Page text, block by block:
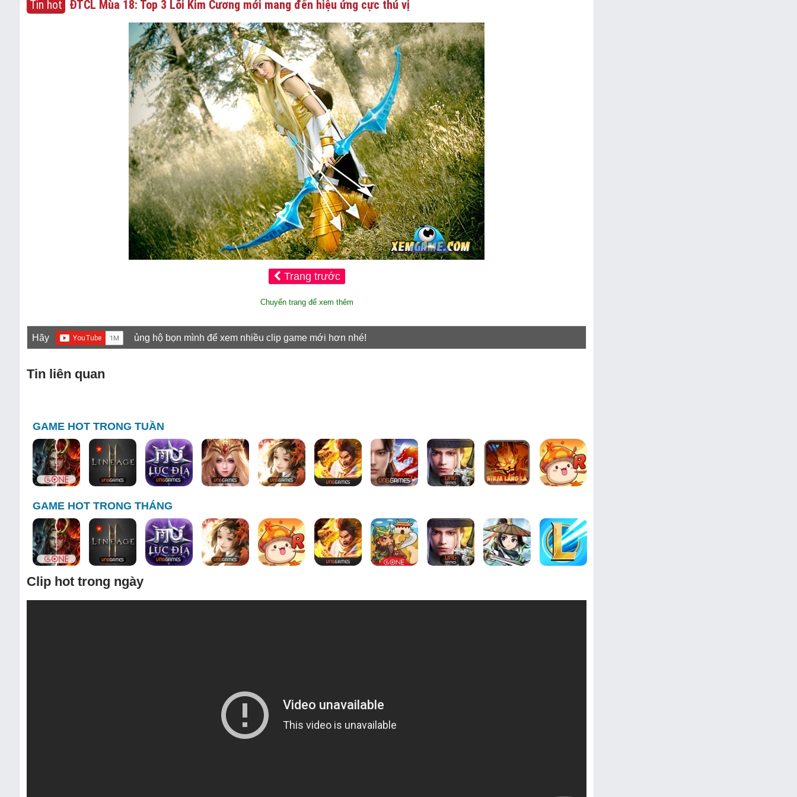
Tin hot ĐTCL Mùa 18: Top 3 Lõi Kim Cương mới mang đến hiệu ứng cực thú vị
Trang trước
Chuyển trang để xem thêm
Hãy ủng hộ bọn mình để xem nhiều clip game mới hơn nhé!
Tin liên quan
GAME HOT TRONG TUẦN
GAME HOT TRONG THÁNG
Clip hot trong ngày